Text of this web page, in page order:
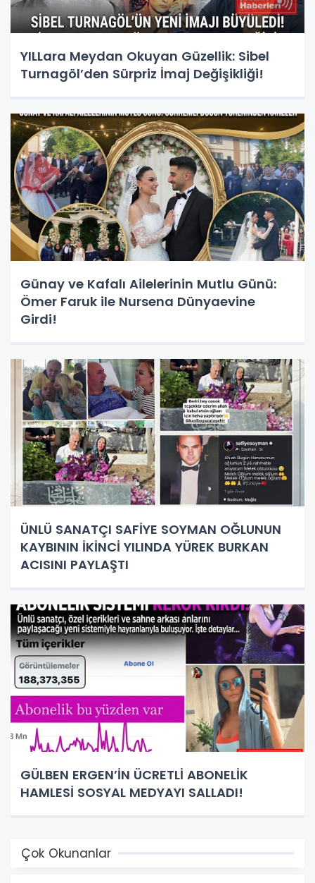
YILLara Meydan Okuyan Güzellik: Sibel
Turnagöl’den Sürpriz İmaj Değişikliği!
Günay ve Kafalı Ailelerinin Mutlu Günü:
Ömer Faruk ile Nursena Dünyaevine
Girdi!
ÜNLÜ SANATÇI SAFİYE SOYMAN OĞLUNUN
KAYBININ İKİNCİ YILINDA YÜREK BURKAN
ACISINI PAYLAŞTI
GÜLBEN ERGEN’İN ÜCRETLİ ABONELİK
HAMLESİ SOSYAL MEDYAYI SALLADI!
Çok Okunanlar